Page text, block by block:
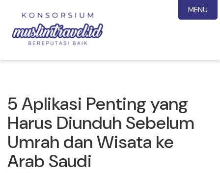
5 Aplikasi Penting yang
Harus Diunduh Sebelum
Umrah dan Wisata ke
Arab Saudi
MENU